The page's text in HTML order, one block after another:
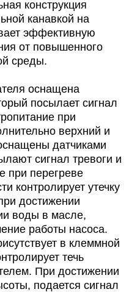
конструкция
канавкой на
эффективную
от повышенного
среды.
оснащена
посылает сигнал
при
верхний и
датчиками
сигнал тревоги и
при перегреве
контролирует утечку
достижении
воды в масле,
работы насоса.
в клеммной
течь
При достижении
подается сигнал